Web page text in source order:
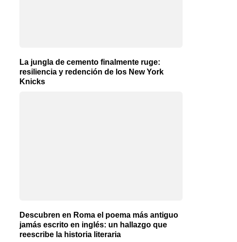
La jungla de cemento finalmente ruge:
resiliencia y redención de los New York
Knicks
Descubren en Roma el poema más antiguo
jamás escrito en inglés: un hallazgo que
reescribe la historia literaria